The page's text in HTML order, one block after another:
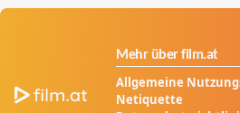
Mehr über film.at
Allgemeine
Netiquette